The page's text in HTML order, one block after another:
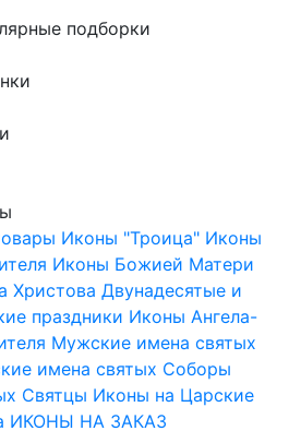
подборки
Иконы "Троица" Иконы
Иконы Божией Матери
Христова Двунадесятые и
праздники Иконы Ангела-
Мужские имена святых
имена святых Соборы
Святцы Иконы на Царские
ИКОНЫ НА ЗАКАЗ